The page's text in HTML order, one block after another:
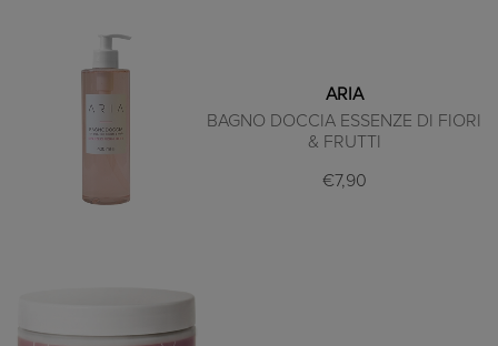
ARIA
BAGNO DOCCIA ESSENZE DI FIORI
& FRUTTI
€7,90